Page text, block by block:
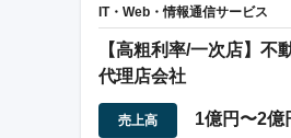
IT・Web・情報通信サービス
【高粗利率/一次店】不
代理店会社
売上高 1億円〜2億